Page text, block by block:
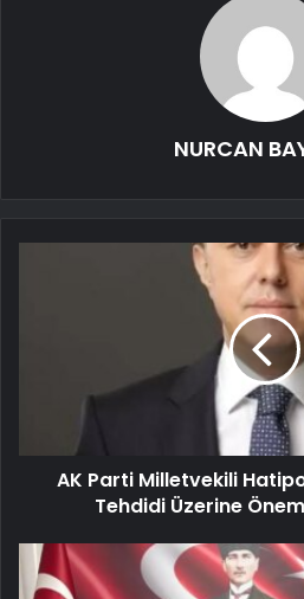
NURCAN
AK Parti Milletvekili
Tehdidi Üzerine